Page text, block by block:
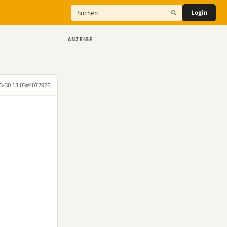
Login
30 13:03#4072976
ANZEIGE